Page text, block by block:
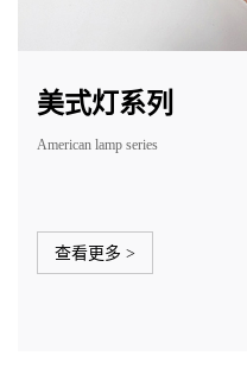
美式灯系列
American lamp series
查看更多 >